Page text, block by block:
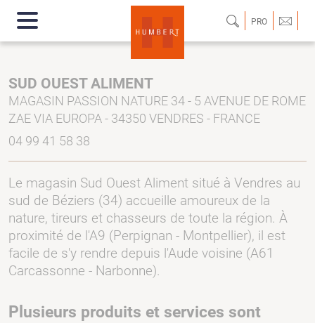
PRO
SUD OUEST ALIMENT
MAGASIN PASSION NATURE 34 - 5 AVENUE DE ROME
ZAE VIA EUROPA - 34350 VENDRES - FRANCE
04 99 41 58 38
Le magasin Sud Ouest Aliment situé à Vendres au
sud de Béziers (34) accueille amoureux de la
nature, tireurs et chasseurs de toute la région. À
proximité de l'A9 (Perpignan - Montpellier), il est
facile de s'y rendre depuis l'Aude voisine (A61
Carcassonne - Narbonne).
Plusieurs produits et services sont